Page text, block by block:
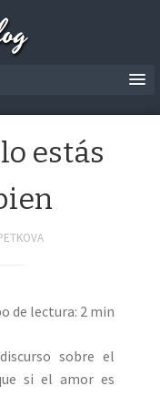
estás
de lectura: 2 min
sobre el
si el amor es